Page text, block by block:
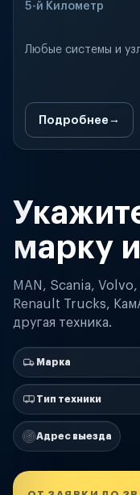
5-й Километр
Любые системы и
Подробнее
марку
MAN, Scania,
Renault Trucks,
другая техника.
Марка
Тип техники
Адрес выезда